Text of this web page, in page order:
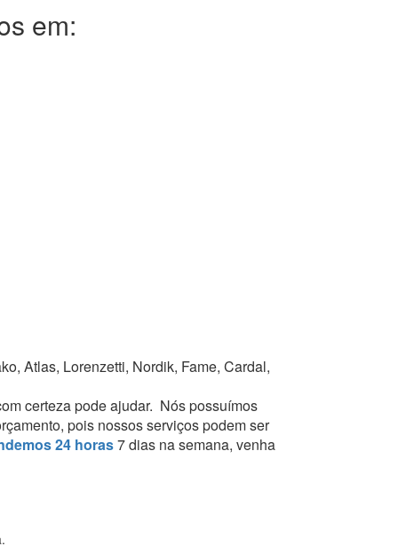
em:
Atlas, Lorenzetti, Nordik, Fame, Cardal,
certeza pode ajudar. Nós possuímos
pois nossos serviços podem ser
24 horas7 dias na semana, venha